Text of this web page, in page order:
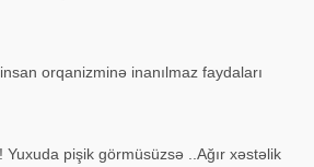
orqanizminə inanılmaz faydaları
Yuxuda pişik görmüsüzsə ..Ağır xəstəlik